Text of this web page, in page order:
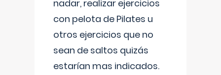
nadar, realizar ejercicios
con pelota de Pilates u
otros ejercicios que no
sean de saltos quizás
estarían mas indicados.